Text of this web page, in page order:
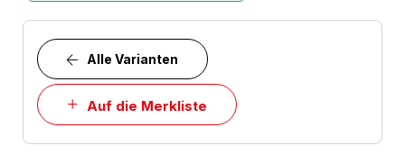
Auf die Merkliste
Alle Varianten